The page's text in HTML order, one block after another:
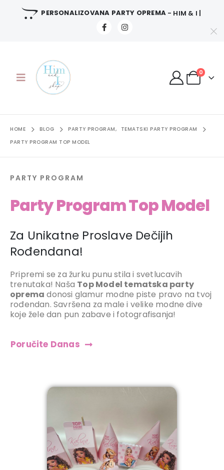
PERSONALIZOVANA PARTY OPREMA - HIM & I |
0
HOME BLOG PARTY PROGRAM,
TEMATSKI PARTY PROGRAM
PARTY PROGRAM TOP MODEL
PARTY PROGRAM
Party Program Top Model
Za Unikatne Proslave Dečijih
Rođendana!
Pripremi se za žurku punu stila i svetlucavih
trenutaka! Naša Top Model tematska party
oprema donosi glamur modne piste pravo na tvoj
rođendan. Savršena za male i velike modne dive
koje žele dan pun zabave i fotografisanja!
Poručite Danas